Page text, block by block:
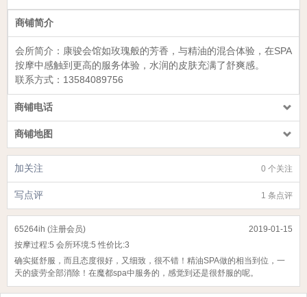
商铺简介
会所简介： 康骏会馆如玫瑰般的芳香，与精油的混合体验，在SPA
按摩中感触到更高的服务体验，水润的皮肤充满了舒爽感。
联系方式： 13584089756
商铺电话
商铺地图
0 个关注
加关注
1 条点评
写点评
2019-01-15
65264ih (注册会员)
按摩过程:5 会所环境:5 性价比:3
确实挺舒服，而且态度很好，又细致，很不错！精油SPA做的相当到位，一
天的疲劳全部消除！在魔都spa中服务的，感觉到还是很舒服的呢。